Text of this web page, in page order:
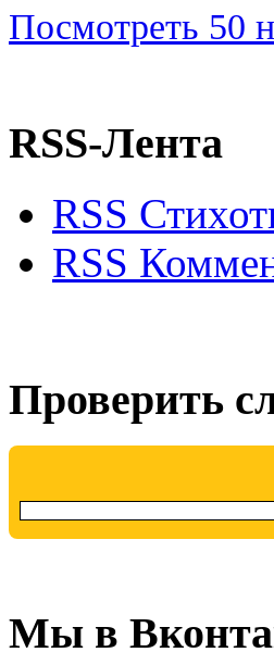
Посмотреть 50
RSS-Лента
RSS
RSS
Проверить
Мы в